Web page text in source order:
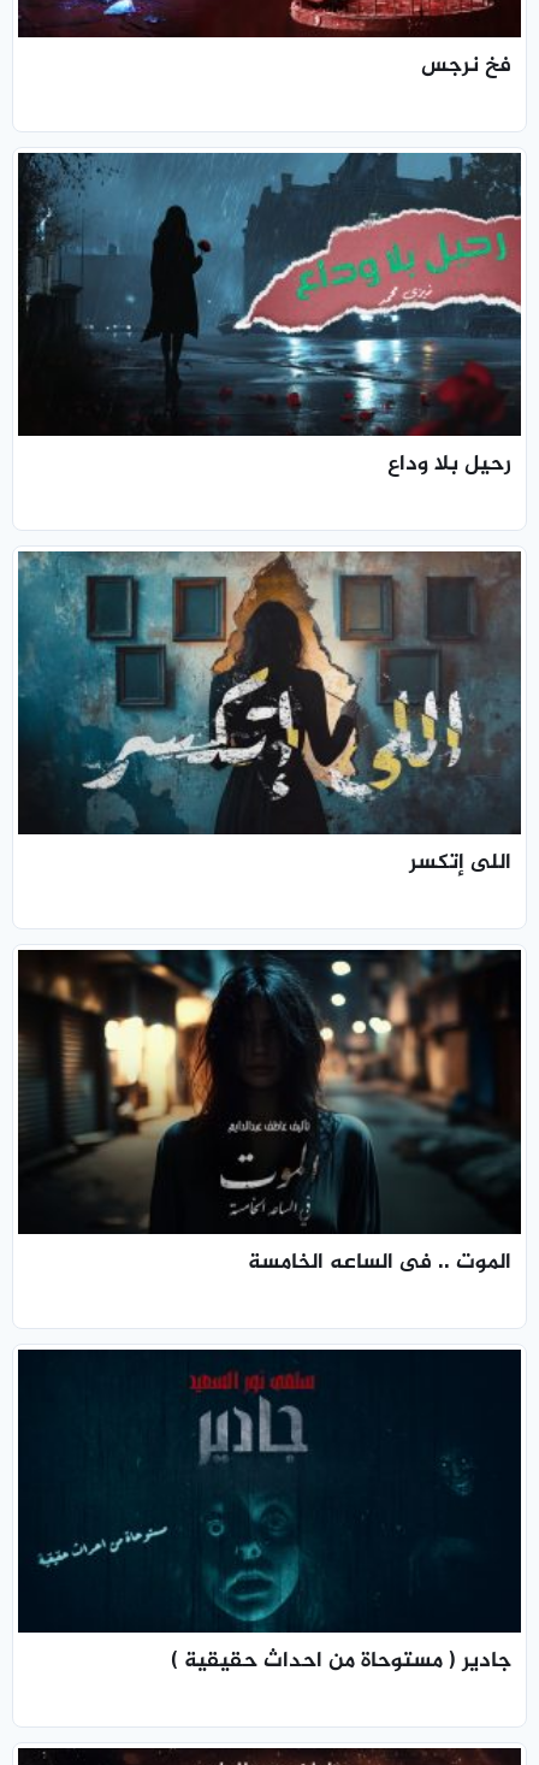
فخ نرجس
رحيل بلا وداع
اللى إتكسر
الموت .. فى الساعه الخامسة
جادير ( مستوحاة من احداث حقيقية )